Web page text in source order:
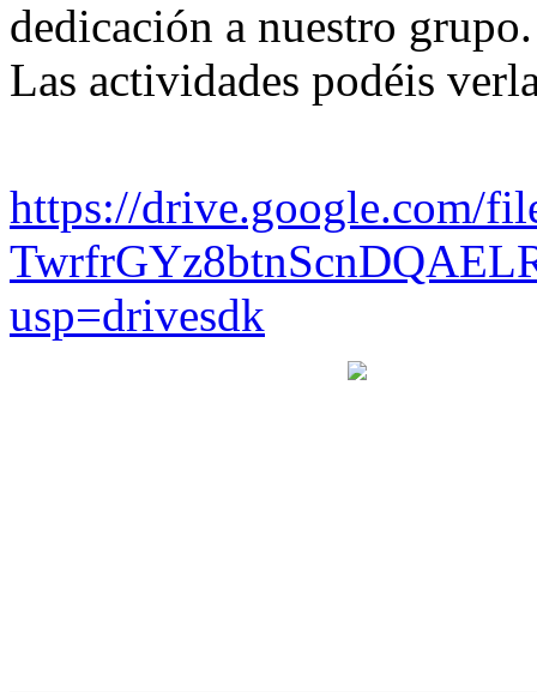
dedicación a nuestro grupo.
Las actividades podéis
https://drive.google.com/
usp=drivesdk